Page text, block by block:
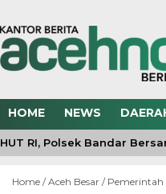
HOME NEWS
RI, Polsek Bandar
Home /Aceh Besar / Pemerintah